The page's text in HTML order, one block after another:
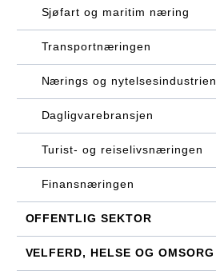
Sjøfart og maritim næring
Transportnæringen
Nærings og nytelsesindustrien
Dagligvarebransjen
Turist- og reiselivsnæringen
Finansnæringen
OFFENTLIG SEKTOR
VELFERD, HELSE OG OMSORG